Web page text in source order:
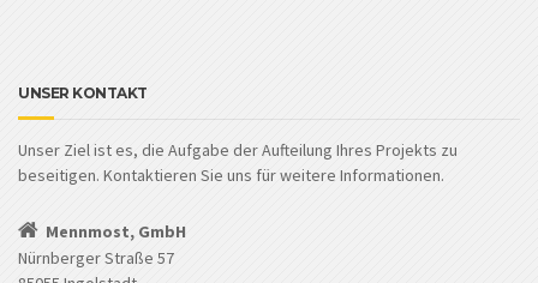
UNSER KONTAKT
Unser Ziel ist es, die Aufgabe der Aufteilung Ihres Projekts zu
beseitigen. Kontaktieren Sie uns für weitere Informationen.
Mennmost, GmbH
Nürnberger Straße 57